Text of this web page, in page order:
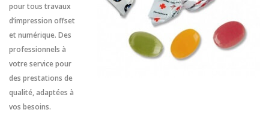
pour tous travaux
d’impression offset
et numérique. Des
professionnels à
votre service pour
des prestations de
qualité, adaptées à
vos besoins.